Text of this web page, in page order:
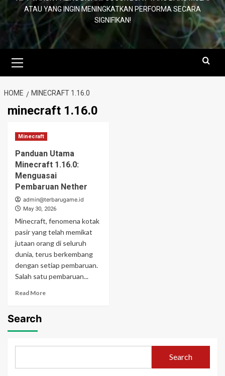
ATAU YANG INGIN MENINGKATKAN PERFORMA SECARA
SIGNIFIKAN!
Menu
HOME MINECRAFT 1.16.0
minecraft 1.16.0
Minecraft
Panduan Utama
Minecraft 1.16.0:
Menguasai
Pembaruan Nether
admin@terbarugame.id
May 30, 2026
Minecraft, fenomena kotak
pasir yang telah memikat
jutaan orang di seluruh
dunia, terus berkembang
dengan setiap pembaruan.
Salah satu pembaruan...
Read MoreRead
1.16.0:
Pembaruan
Search
Search